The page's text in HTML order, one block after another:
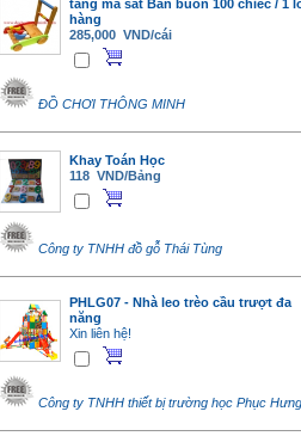
tăng ma sat Bán buôn 100 chiếc / 1
hàng
285,000 VND/cái
ĐỒ CHƠI THÔNG MINH
Khay Toán Học
118 VND/Bảng
Công ty TNHH đồ gỗ Thái Tùng
PHLG07 - Nhà leo trèo cầu trượt đa
năng
Xin liên hệ!
Công ty TNHH thiết bị trường học Phục Hưng